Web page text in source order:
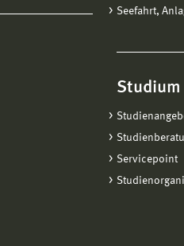
Seefahrt,
Studium
Servicepoint